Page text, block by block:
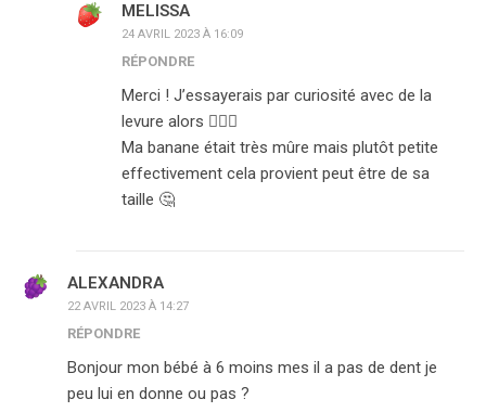
MELISSA
24 AVRIL 2023 À 16:09
RÉPONDRE
Merci ! J’essayerais par curiosité avec de la
levure alors 👍🏼😊
Ma banane était très mûre mais plutôt petite
effectivement cela provient peut être de sa
taille 🤔
ALEXANDRA
22 AVRIL 2023 À 14:27
RÉPONDRE
Bonjour mon bébé à 6 moins mes il a pas de dent je
peu lui en donne ou pas ?